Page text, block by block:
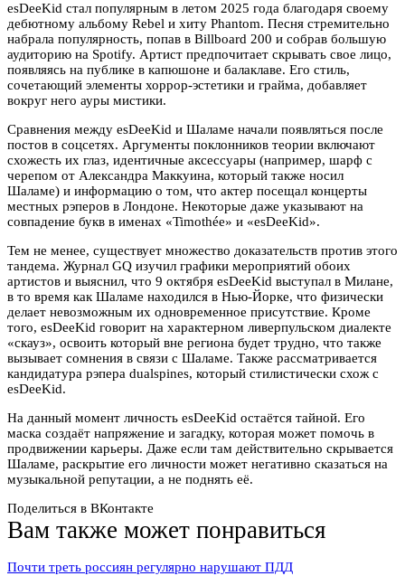
esDeeKid стал популярным в летом 2025 года благодаря своему
дебютному альбому Rebel и хиту Phantom. Песня стремительно
набрала популярность, попав в Billboard 200 и собрав большую
аудиторию на Spotify. Артист предпочитает скрывать свое лицо,
появляясь на публике в капюшоне и балаклаве. Его стиль,
сочетающий элементы хоррор-эстетики и грайма, добавляет
вокруг него ауры мистики.
Сравнения между esDeeKid и Шаламе начали появляться после
постов в соцсетях. Аргументы поклонников теории включают
схожесть их глаз, идентичные аксессуары (например, шарф с
черепом от Александра Маккуина, который также носил
Шаламе) и информацию о том, что актер посещал концерты
местных рэперов в Лондоне. Некоторые даже указывают на
совпадение букв в именах «Timothée» и «esDeeKid».
Тем не менее, существует множество доказательств против этого
тандема. Журнал GQ изучил графики мероприятий обоих
артистов и выяснил, что 9 октября esDeeKid выступал в Милане,
в то время как Шаламе находился в Нью-Йорке, что физически
делает невозможным их одновременное присутствие. Кроме
того, esDeeKid говорит на характерном ливерпульском диалекте
«скауз», освоить который вне региона будет трудно, что также
вызывает сомнения в связи с Шаламе. Также рассматривается
кандидатура рэпера dualspines, который стилистически схож с
esDeeKid.
На данный момент личность esDeeKid остаётся тайной. Его
маска создаёт напряжение и загадку, которая может помочь в
продвижении карьеры. Даже если там действительно скрывается
Шаламе, раскрытие его личности может негативно сказаться на
музыкальной репутации, а не поднять её.
Поделиться в ВКонтакте
Вам также может понравиться
Почти треть россиян регулярно нарушают ПДД